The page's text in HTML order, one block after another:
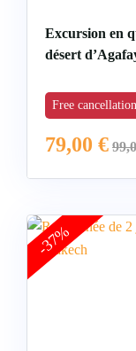
Excursion en
désert
Free cancellation
79,00 €
-37%